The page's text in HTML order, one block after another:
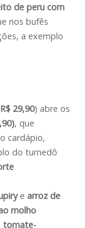
de peru com
nos bufês
a exemplo
R$ 29,90) abre os
, que
cardápio,
do turnedô
e arroz de
molho
tomate-